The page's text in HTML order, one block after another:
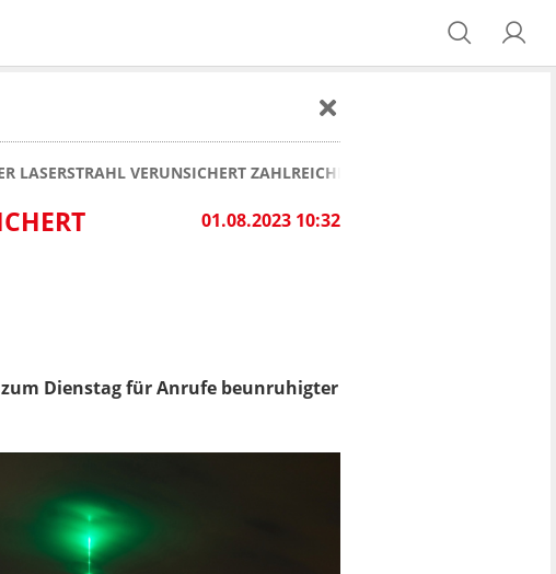
LASERSTRAHL VERUNSICHERT ZAHLREICHE MENSCHEN
01.08.2023 10:32
Dienstag für Anrufe beunruhigter